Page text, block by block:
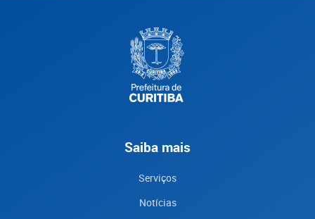
Saiba mais
Serviços
Notícias